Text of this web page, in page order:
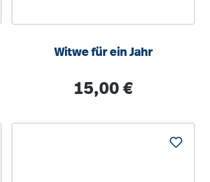
Witwe für ein Jahr
Regulärer Preis:
15,00 €